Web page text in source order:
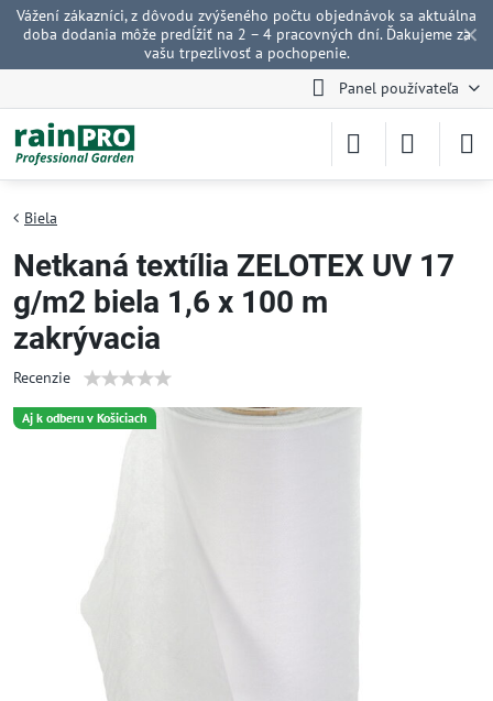
✕
Vážení zákazníci, z dôvodu zvýšeného počtu objednávok sa aktuálna
doba dodania môže predĺžiť na 2 – 4 pracovných dní. Ďakujeme za
vašu trpezlivosť a pochopenie.
Panel používateľa
Aj k odberu v Košiciach
Biela
Netkaná textília ZELOTEX UV 17
g/m2 biela 1,6 x 100 m
zakrývacia
Recenzie